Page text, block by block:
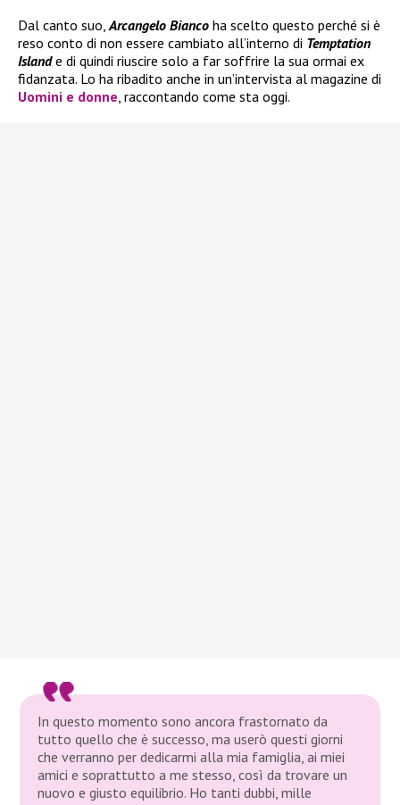
Dal canto suo,Arcangelo Bianco ha scelto questo perché si è
reso conto di non essere cambiato all’interno di Temptation
Islande di quindi riuscire solo a far soffrire la sua ormai ex
fidanzata. Lo ha ribadito anche in un’intervista al magazine di
Uomini e donne, raccontando come sta oggi.
In questo momento sono ancora frastornato da
tutto quello che è successo, ma userò questi giorni
che verranno per dedicarmi alla mia famiglia, ai miei
amici e soprattutto a me stesso, così da trovare un
nuovo e giusto equilibrio. Ho tanti dubbi, mille